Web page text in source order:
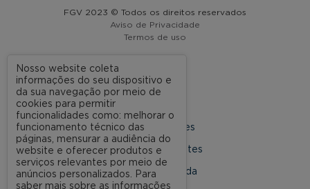
FGV 2023 © Todos os direitos reservados
Aviso de Privacidade
Termos de uso
A FGV
Nossas Unidades
Dúvidas Frequentes
Rede Conveniada
Nosso website coleta
informações do seu dispositivo e
da sua navegação por meio de
cookies para permitir
funcionalidades como: melhorar o
funcionamento técnico das
páginas, mensurar a audiência do
website e oferecer produtos e
serviços relevantes por meio de
anúncios personalizados. Para
saber mais sobre as informações